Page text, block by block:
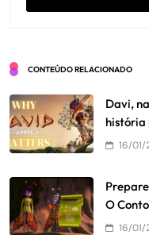
CONTEÚDO RELACIONADO
Davi,
história
16/01/
O
16/01/